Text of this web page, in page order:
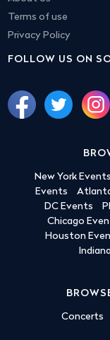
Terms of use
Privacy Policy
FOLLOW US ON
New York Events
Events
DC Events
Chicago
Houston
Concerts